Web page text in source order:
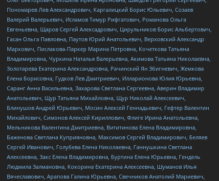
Пономарев Лев Александрович, Каргалицкий Борис Юльевич, Созаев
Валерий Валерьевич, Исламов Тимур Рифгатович, Романова Ольга
Евгеньевна, Щаров Сергей Алексадрович, Цирульников Борис Альбертович,
Гасан Ольга Павловна, Паутов Юрий Анатольевич, Верховский Александр
Маркович, Пислакова-Паркер Марина Петровна, Кочеткова Татьяна
Владимировна, Чуркина Наталья Валерьевна, Акимова Татьяна Николаевна,
Золотарева Екатерина Александровна, Рачинский Ян Збигневич, Жемкова
Елена Борисовна, Гудков Лев Дмитриевич, Илларионова Юлия Юрьевна,
Саранг Анна Васильевна, Захарова Светлана Сергеевна, Аверин Владимир
Анатольевич, Щур Татьяна Михайловна, Щур Николай Алексеевич,
Блинушов Андрей Юрьевич, Мосин Алексей Геннадьевич, Гефтер Валентин
Михайлович, Симонов Алексей Кириллович, Флиге Ирина Анатольевна,
Мельникова Валентина Дмитриевна, Вититинова Елена Владимировна,
Баженова Светлана Куприяновна, Максимов Сергей Владимирович, Беляев
Сергей Иванович, Голубева Елена Николаевна, Ганнушкина Светлана
Алексеевна, Закс Елена Владимировна, Буртина Елена Юрьевна, Гендель
Людмила Залмановна, Кокорина Екатерина Алексеевна, Шуманов Илья
Вячеславович, Арапова Галина Юрьевна, Свечников Анатолий Мариевич,